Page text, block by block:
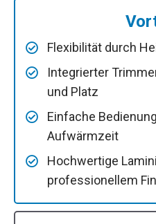
Flexibilität durch
Integrierter
und Platz
Einfache
Aufwärmzeit
Hochwertige
professionellem